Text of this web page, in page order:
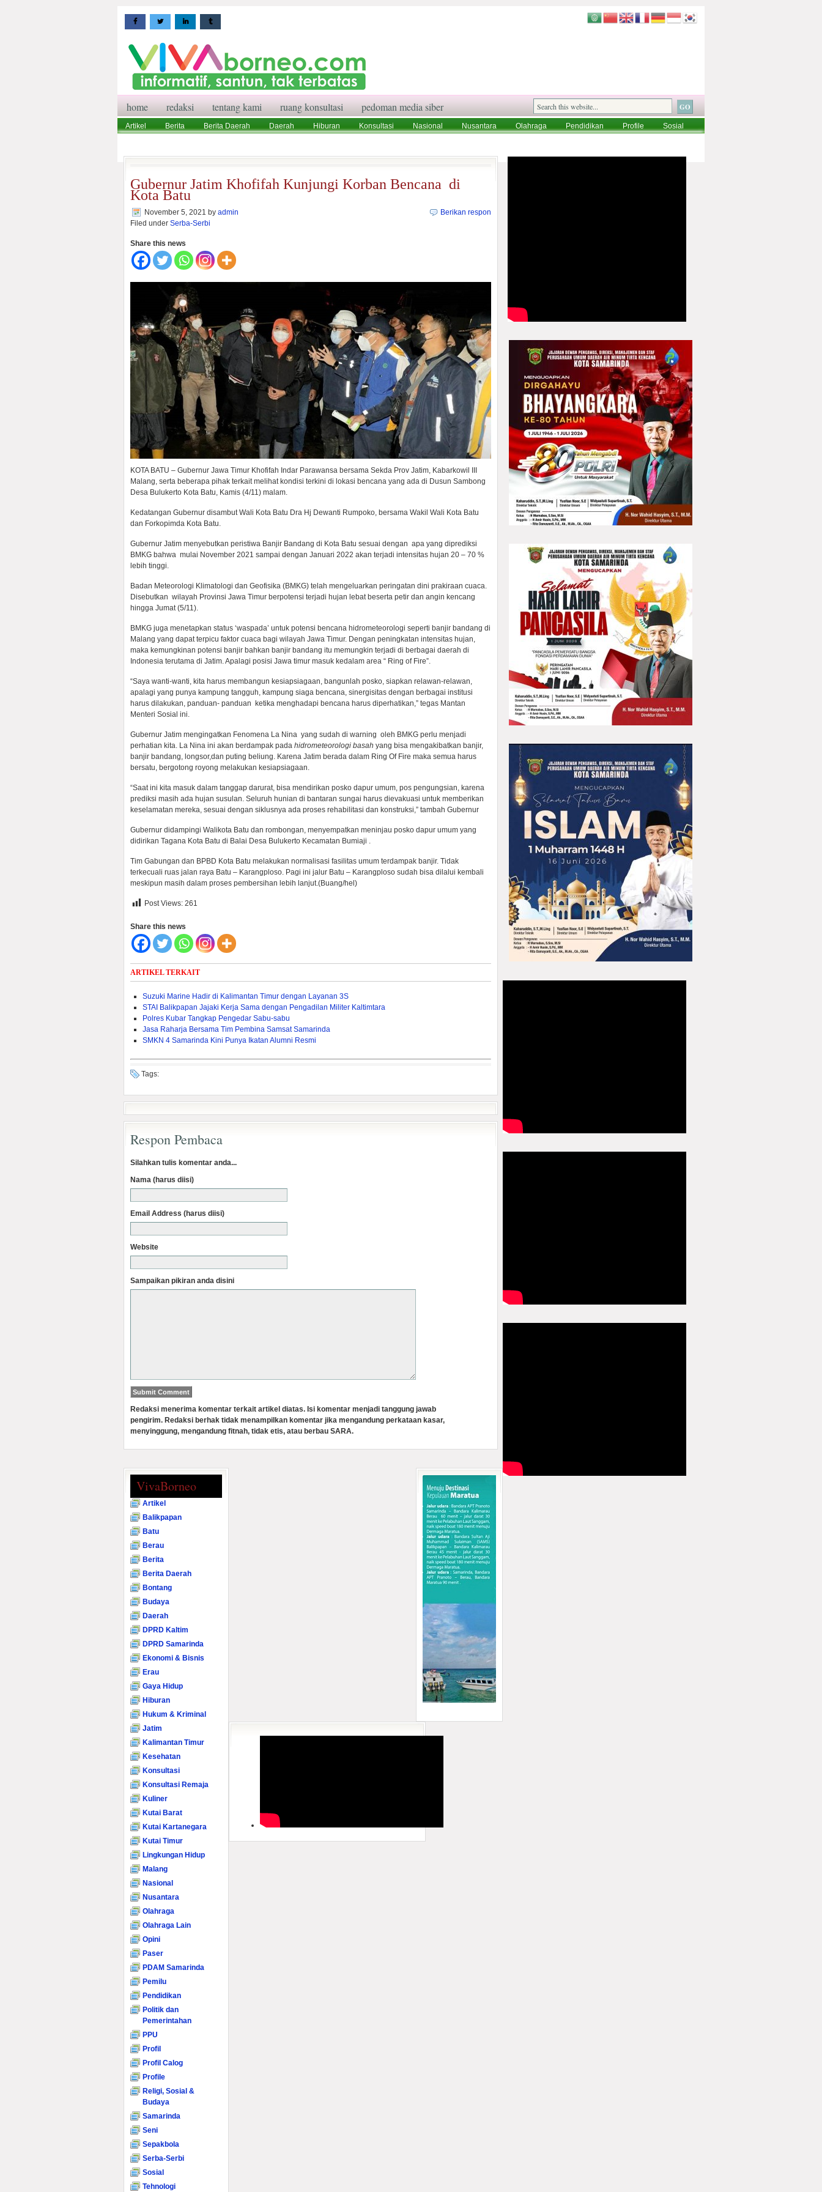
home redaksi tentang kami ruang konsultasi pedoman media siber
Artikel Berita Berita Daerah Daerah Hiburan Konsultasi Nasional Nusantara Olahraga Pendidikan Profile
Sosial
Gubernur Jatim Khofifah Kunjungi Korban Bencana di
Kota Batu
November 5, 2021 by admin
Filed under Serba-Serbi
Berikan respon
Share this news
KOTA BATU – Gubernur Jawa Timur Khofifah Indar Parawansa bersama Sekda Prov Jatim, Kabarkowil III
Malang, serta beberapa pihak terkait melihat kondisi terkini di lokasi bencana yang ada di Dusun Sambong
Desa Bulukerto Kota Batu, Kamis (4/11) malam.
Kedatangan Gubernur disambut Wali Kota Batu Dra Hj Dewanti Rumpoko, bersama Wakil Wali Kota Batu
dan Forkopimda Kota Batu.
Gubernur Jatim menyebutkan peristiwa Banjir Bandang di Kota Batu sesuai dengan apa yang diprediksi
BMKG bahwa mulai November 2021 sampai dengan Januari 2022 akan terjadi intensitas hujan 20 – 70 %
lebih tinggi.
Badan Meteorologi Klimatologi dan Geofisika (BMKG) telah mengeluarkan peringatan dini prakiraan cuaca.
Disebutkan wilayah Provinsi Jawa Timur berpotensi terjadi hujan lebat beserta petir dan angin kencang
hingga Jumat (5/11).
BMKG juga menetapkan status ‘waspada’ untuk potensi bencana hidrometeorologi seperti banjir bandang di
Malang yang dapat terpicu faktor cuaca bagi wilayah Jawa Timur. Dengan peningkatan intensitas hujan,
maka kemungkinan potensi banjir bahkan banjir bandang itu memungkin terjadi di berbagai daerah di
Indonesia terutama di Jatim. Apalagi posisi Jawa timur masuk kedalam area “ Ring of Fire”.
“Saya wanti-wanti, kita harus membangun kesiapsiagaan, bangunlah posko, siapkan relawan-relawan,
apalagi yang punya kampung tangguh, kampung siaga bencana, sinergisitas dengan berbagai institusi
harus dilakukan, panduan- panduan ketika menghadapi bencana harus diperhatikan,” tegas Mantan
Menteri Sosial ini.
Gubernur Jatim mengingatkan Fenomena La Nina yang sudah di warning oleh BMKG perlu menjadi
perhatian kita. La Nina ini akan berdampak pada hidrometeorologi basah yang bisa mengakibatkan banjir,
banjir bandang, longsor,dan puting beliung. Karena Jatim berada dalam Ring Of Fire maka semua harus
bersatu, bergotong royong melakukan kesiapsiagaan.
“Saat ini kita masuk dalam tanggap darurat, bisa mendirikan posko dapur umum, pos pengungsian, karena
prediksi masih ada hujan susulan. Seluruh hunian di bantaran sungai harus dievakuasi untuk memberikan
keselamatan mereka, sesuai dengan siklusnya ada proses rehabilitasi dan konstruksi,” tambah Gubernur
Gubernur didampingi Walikota Batu dan rombongan, menyempatkan meninjau posko dapur umum yang
didirikan Tagana Kota Batu di Balai Desa Bulukerto Kecamatan Bumiaji .
Tim Gabungan dan BPBD Kota Batu melakukan normalisasi fasilitas umum terdampak banjir. Tidak
terkecuali ruas jalan raya Batu – Karangploso. Pagi ini jalur Batu – Karangploso sudah bisa dilalui kembali
meskipun masih dalam proses pembersihan lebih lanjut.(Buang/hel)
Post Views: 261
Share this news
ARTIKEL TERKAIT
Suzuki Marine Hadir di Kalimantan Timur dengan Layanan 3S
STAI Balikpapan Jajaki Kerja Sama dengan Pengadilan Militer Kaltimtara
Polres Kubar Tangkap Pengedar Sabu-sabu
Jasa Raharja Bersama Tim Pembina Samsat Samarinda
SMKN 4 Samarinda Kini Punya Ikatan Alumni Resmi
Tags:
Respon Pembaca
Silahkan tulis komentar anda...
Nama (harus diisi)
Email Address (harus diisi)
Website
Sampaikan pikiran anda disini
Redaksi menerima komentar terkait artikel diatas. Isi komentar menjadi tanggung jawab
pengirim. Redaksi berhak tidak menampilkan komentar jika mengandung perkataan kasar,
menyinggung, mengandung fitnah, tidak etis, atau berbau SARA.
VivaBorneo
Artikel
Balikpapan
Batu
Berau
Berita
Berita Daerah
Bontang
Budaya
Daerah
DPRD Kaltim
DPRD Samarinda
Ekonomi & Bisnis
Erau
Gaya Hidup
Hiburan
Hukum & Kriminal
Jatim
Kalimantan Timur
Kesehatan
Konsultasi
Konsultasi Remaja
Kuliner
Kutai Barat
Kutai Kartanegara
Kutai Timur
Lingkungan Hidup
Malang
Nasional
Nusantara
Olahraga
Olahraga Lain
Opini
Paser
PDAM Samarinda
Pemilu
Pendidikan
Politik dan
Pemerintahan
PPU
Profil
Profil Calog
Profile
Religi, Sosial &
Budaya
Samarinda
Seni
Sepakbola
Serba-Serbi
Sosial
Tehnologi